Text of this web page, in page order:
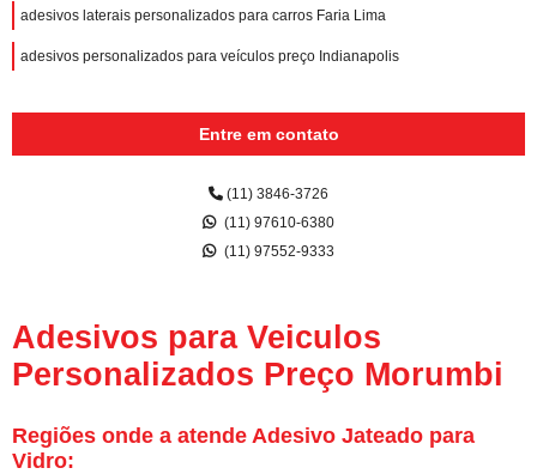
adesivos laterais personalizados para carros Faria Lima
adesivos personalizados para veículos preço Indianapolis
Entre em contato
(11) 3846-3726
(11) 97610-6380
(11) 97552-9333
Adesivos para Veiculos
Personalizados Preço Morumbi
Regiões onde a atende Adesivo Jateado para
Vidro: